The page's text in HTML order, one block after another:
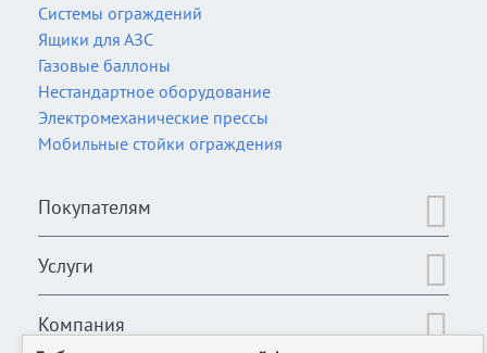
Системы ограждений
Ящики для АЗС
Газовые баллоны
Нестандартное оборудование
Электромеханические прессы
Мобильные стойки ограждения
Покупателям
Услуги
Компания